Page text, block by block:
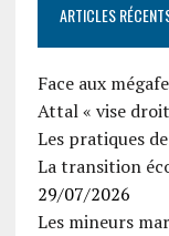
ARTICLES
Face aux
Attal « vise
Les pratiques
La transition
29/07/2026
Les mineurs